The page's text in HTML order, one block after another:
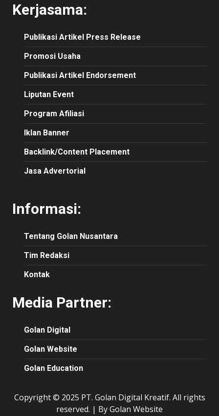
Kerjasama:
Publikasi Artikel Press Release
Promosi Usaha
Publikasi Artikel Endorsement
Liputan Event
Program Afiliasi
Iklan Banner
Backlink/Content Placement
Jasa Advertorial
Informasi:
Tentang Golan Nusantara
Tim Redaksi
Kontak
Media Partner:
Golan Digital
Golan Website
Golan Education
Copyright © 2025 PT. Golan Digital Kreatif. All rights
reserved. | By Golan Website